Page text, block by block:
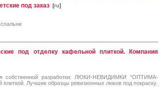
под заказ [ru]
под отделку кафельной плиткой. Компания
собственной разработки: ЛЮКИ-НЕВИДИМКИ "ОПТИМА-
Лучшие образцы ревизионных люков под покраску.